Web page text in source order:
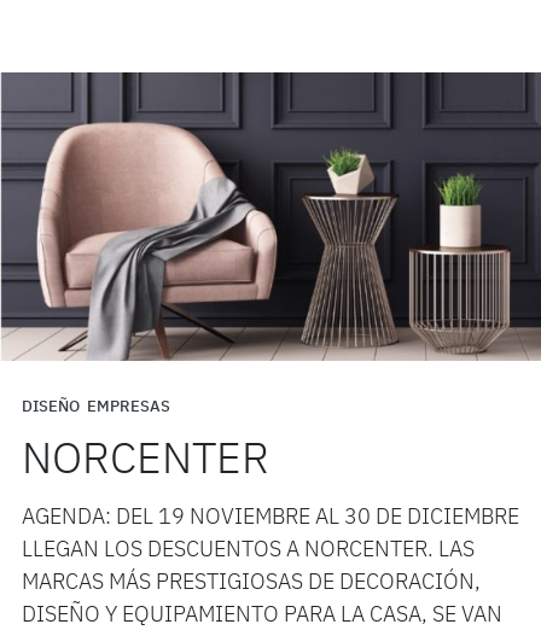
DISEÑO EMPRESAS
NORCENTER
AGENDA: DEL 19 NOVIEMBRE AL 30 DE DICIEMBRE
LLEGAN LOS DESCUENTOS A NORCENTER. LAS
MARCAS MÁS PRESTIGIOSAS DE DECORACIÓN,
DISEÑO Y EQUIPAMIENTO PARA LA CASA, SE VAN